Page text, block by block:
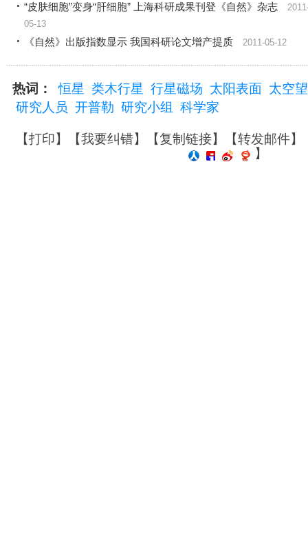
“皮肤细胞”变身“肝细胞” 上海科研成果刊登《自然》杂志
05-13
《自然》出版指数显示 我国科研论文增产提质
2011-05-12
热词： 恒星 类木行星 行星磁场 太阳表面 太空
研究人员 开普勒 研究小组 科学家
【打印】【我要纠错】【复制链接】【转发邮件】
】